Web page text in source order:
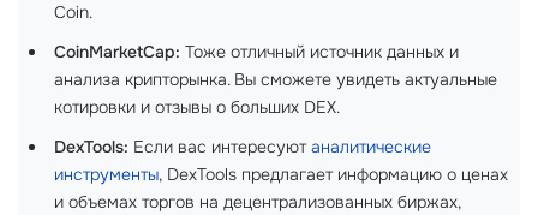
Coin.
CoinMarketCap: Тоже отличный источник данных и
анализа крипторынка. Вы сможете увидеть актуальные
котировки и отзывы о больших DEX.
DexTools: Если вас интересуютаналитические
инструменты, DexTools предлагает информацию о ценах
и объемах торгов на децентрализованных биржах,